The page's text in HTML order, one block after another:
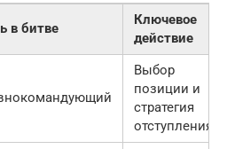
в битве
Ключевое
действие
Выбор
позиции и
стратегия
отступления